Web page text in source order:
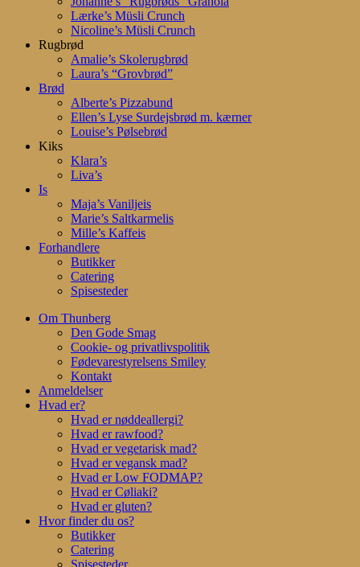
Lærke’s Müsli Crunch
Nicoline’s Müsli Crunch
Rugbrød
Amalie’s Skolerugbrød
Laura’s “Grovbrød”
Brød
Alberte’s Pizzabund
Ellen’s Lyse Surdejsbrød m. kærner
Louise’s Pølsebrød
Kiks
Klara’s
Liva’s
Is
Maja’s Vaniljeis
Marie’s Saltkarmelis
Mille’s Kaffeis
Forhandlere
Butikker
Catering
Spisesteder
Om Thunberg
Den Gode Smag
Cookie- og privatlivspolitik
Fødevarestyrelsens Smiley
Kontakt
Anmeldelser
Hvad er?
Hvad er nøddeallergi?
Hvad er rawfood?
Hvad er vegetarisk mad?
Hvad er vegansk mad?
Hvad er Low FODMAP?
Hvad er Cøliaki?
Hvad er gluten?
Hvor finder du os?
Butikker
Catering